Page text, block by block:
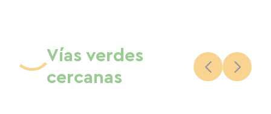
Vías verdes
cercanas